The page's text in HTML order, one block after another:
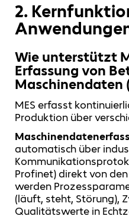
2.
Wie unterstützt
Erfassung von
Maschinendaten
MES erfasst
Produktion über
automatisch über
Profinet) direkt von
werden
(läuft, steht, Störung),
Qualitätswerte in